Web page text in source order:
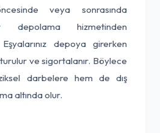
veya sonrasında
depolama hizmetinden
depoya girerken
ve sigortalanır. Böylece
darbelere hem de dış
altında olur.